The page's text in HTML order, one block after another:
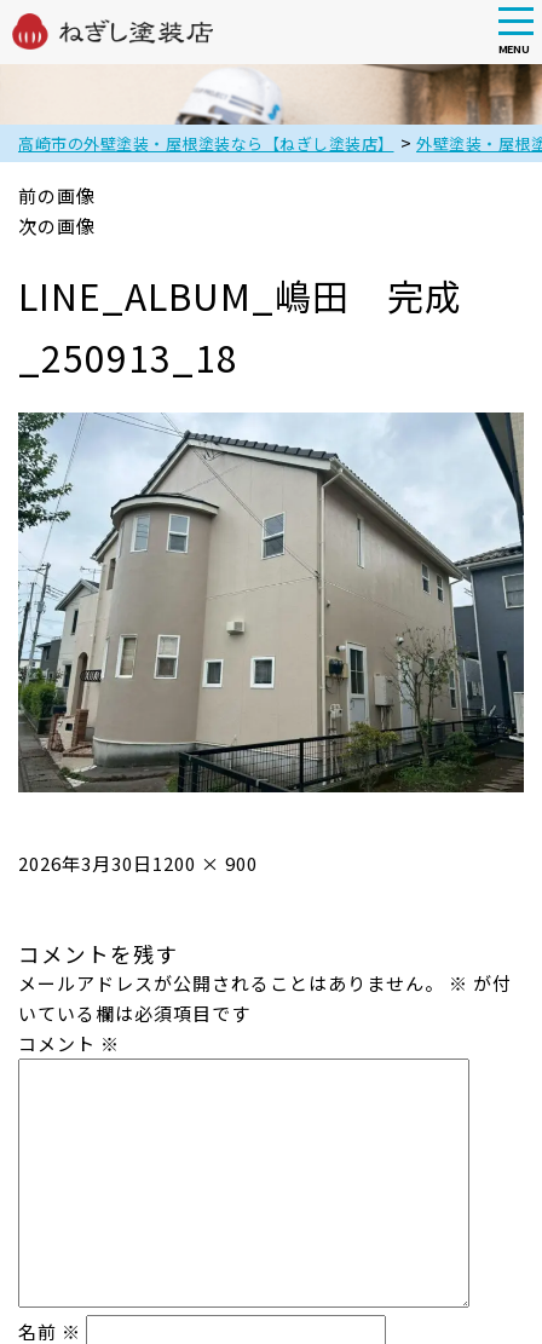
main
content
MENU
高崎市の外壁塗装・屋根塗装なら【ねぎし塗装店】 > 外壁塗装・屋根
前の画像
次の画像
LINE_ALBUM_嶋田 完成
_250913_18
投
2026年3月30日フ
イ
ズ
1200 × 900
コメントを残す
メールアドレスが公開されることはありません。 ※ が付
いている欄は必須項目です
コメント ※
名前 ※